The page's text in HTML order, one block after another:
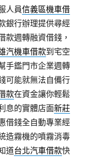
人員信義區機車借
銀行辦理提供尋經
款週轉融資借錢，
汽機車借款到宅空
手鑑門市企業週轉
可能就無法自備行
款在資金讓你輕鬆
息的實體店面新莊
借錢全自動專業經
造霧機的噴霧消毒
道台北汽車借款快